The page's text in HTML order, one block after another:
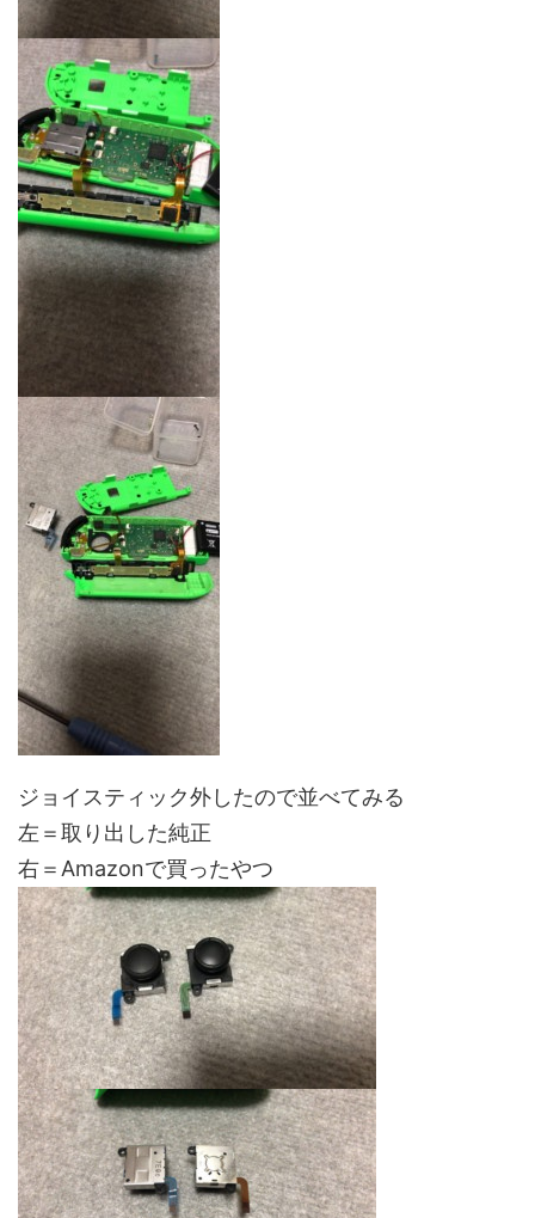
ジョイスティック外したので並べてみる
左＝取り出した純正
右＝Amazonで買ったやつ